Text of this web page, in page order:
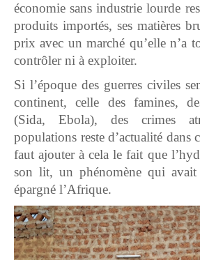
économie sans industrie lourde
produits importés, ses matières
prix avec un marché qu’elle n’a
contrôler ni à exploiter.
Si l’époque des guerres civiles
continent, celle des famines,
(Sida, Ebola), des crimes
populations reste d’actualité dans
faut ajouter à cela le fait que
son lit, un phénomène qui avait
épargné l’Afrique.